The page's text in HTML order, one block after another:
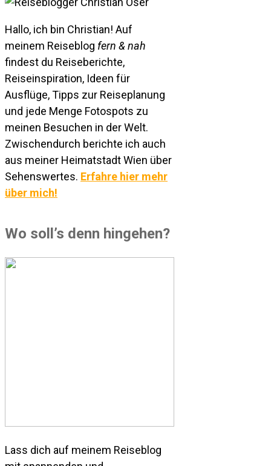
Hallo, ich bin Christian! Auf
meinem Reiseblog fern & nah
findest du Reiseberichte,
Reiseinspiration, Ideen für
Ausflüge, Tipps zur Reiseplanung
und jede Menge Fotospots zu
meinen Besuchen in der Welt.
Zwischendurch berichte ich auch
aus meiner Heimatstadt Wien über
Sehenswertes. Erfahre hier mehr
über mich!
Wo soll’s denn hingehen?
Lass dich auf meinem Reiseblog